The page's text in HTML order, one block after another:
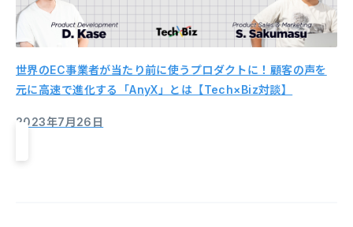
世界のEC事業者が当たり前に使うプロダクトに！顧客の声を
元に高速で進化する「AnyX」とは【Tech×Biz対談】
2023年7月26日